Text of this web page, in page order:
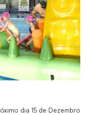
dia 15 de Dezembro